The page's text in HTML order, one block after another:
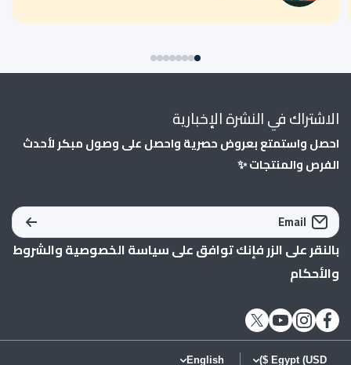
الاشتراك في النشرة الإخبارية
احصل واستمتع بعروض حصرية واحصل على وصول مبكر لأحدث
الفرص والمنتجات ✨
Email
بالنقر على الزر فإنك توافق علىسياسة الخصوصيةوالشروط
والأحكام
facebookcom/AlSaeycom1/
instagramcom/alsaey_com/
youtubecom/shopify
twittercom/alsaey_com
Egypt (USD $)
English